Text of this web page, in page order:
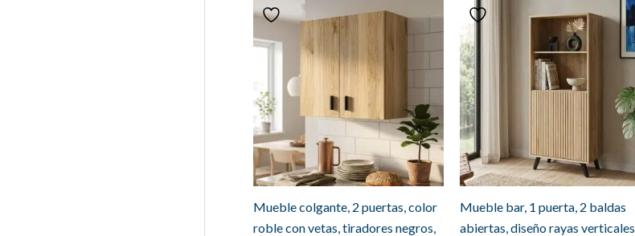
Mueble colgante, 2 puertas, color
roble con vetas, tiradores negros,
Mueble bar, 1 puerta, 2 baldas
abiertas, diseño rayas verticales,